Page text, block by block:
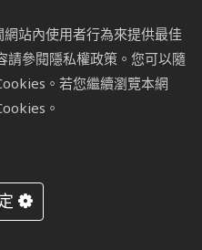
的時代，品牌若想有效提
不是「全平台狂發」，而
群平台」。本篇文章將以
銷人釐清平台差異、定位
數據與內容格式找到最適
站內使用者行為來提供最佳
請參閱隱私權政策。您可以隨
。若您繼續瀏覽本網
。